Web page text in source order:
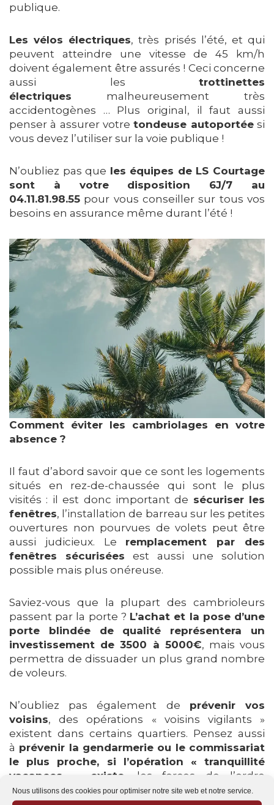
Nous utilisons des cookies pour optimiser notre site web et notre service.
publique.
Les vélos électriques, très prisés l’été, et qui
peuvent atteindre une vitesse de 45 km/h
doivent également être assurés ! Ceci concerne
aussi les trottinettes
électriques malheureusement très
accidentogènes … Plus original, il faut aussi
penser à assurer votretondeuse autoportéesi
vous devez l’utiliser sur la voie publique !
N’oubliez pas que les équipes de LS Courtage
sont à votre disposition 6J/7 au
04.11.81.98.55 pour vous conseiller sur tous vos
besoins en assurance même durant l’été !
Comment éviter les cambriolages en votre
absence ?
Il faut d’abord savoir que ce sont les logements
situés en rez-de-chaussée qui sont le plus
visités : il est donc important de sécuriser les
fenêtres, l’installation de barreau sur les petites
ouvertures non pourvues de volets peut être
aussi judicieux. Le remplacement par des
fenêtres sécurisées est aussi une solution
possible mais plus onéreuse.
Saviez-vous que la plupart des cambrioleurs
passent par la porte ? L’achat et la pose d’une
porte blindée de qualité représentera un
investissement de 3500 à 5000€, mais vous
permettra de dissuader un plus grand nombre
de voleurs.
N’oubliez pas également de prévenir vos
voisins, des opérations « voisins vigilants »
existent dans certains quartiers. Pensez aussi
à prévenir la gendarmerie ou le commissariat
le plus proche, si l’opération « tranquillité
vacances » existe , les forces de l’ordre
passeront plus régulièrement dans votre